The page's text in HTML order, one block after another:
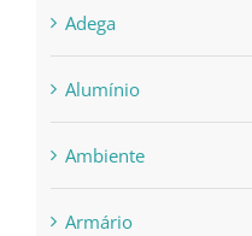
Adega
Alumínio
Ambiente
Armário